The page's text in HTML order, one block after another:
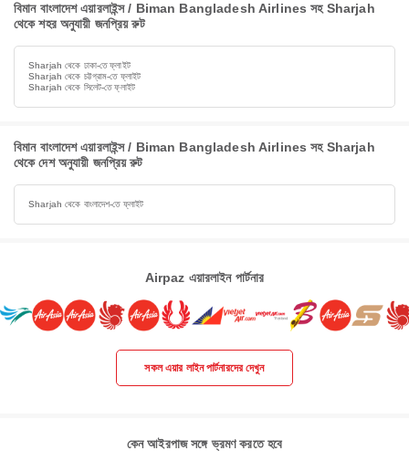
বিমান বাংলাদেশ এয়ারলাইন্স / Biman Bangladesh Airlines সহ Sharjah
থেকে শহর অনুযায়ী জনপ্রিয় রুট
Sharjah থেকে ঢাকা-তে ফ্লাইট
Sharjah থেকে চট্টগ্রাম-তে ফ্লাইট
Sharjah থেকে সিলেট-তে ফ্লাইট
বিমান বাংলাদেশ এয়ারলাইন্স / Biman Bangladesh Airlines সহ Sharjah
থেকে দেশ অনুযায়ী জনপ্রিয় রুট
Sharjah থেকে বাংলাদেশ-তে ফ্লাইট
Airpaz এয়ারলাইন পার্টনার
সকল এয়ার লাইন পার্টনারদের দেখুন
কেন আইরপাজ সঙ্গে ভ্রমণ করতে হবে